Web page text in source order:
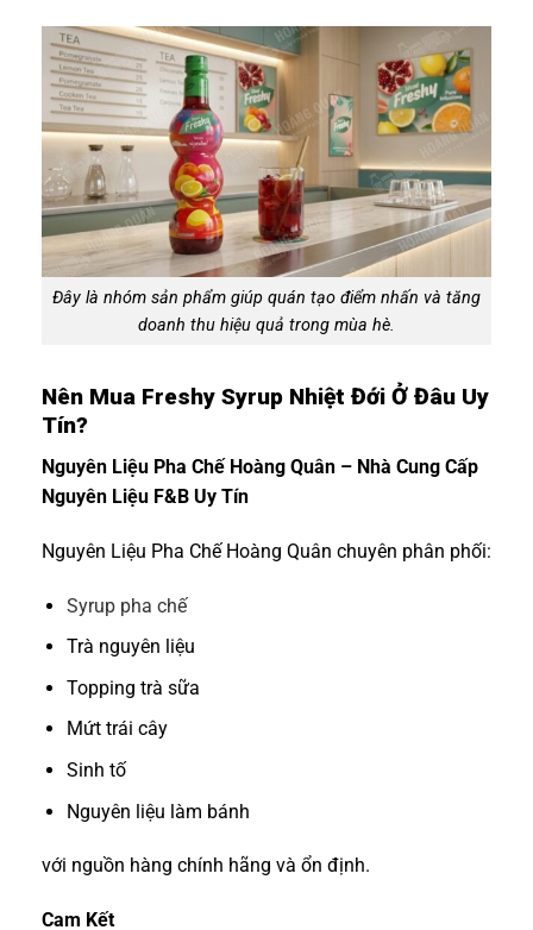
Đây là nhóm sản phẩm giúp quán tạo điểm nhấn và tăng
doanh thu hiệu quả trong mùa hè.
Nên Mua Freshy Syrup Nhiệt Đới Ở Đâu Uy
Tín?
Nguyên Liệu Pha Chế Hoàng Quân – Nhà Cung Cấp
Nguyên Liệu F&B Uy Tín
Nguyên Liệu Pha Chế Hoàng Quân chuyên phân phối:
Syrup pha chế
Trà nguyên liệu
Topping trà sữa
Mứt trái cây
Sinh tố
Nguyên liệu làm bánh
với nguồn hàng chính hãng và ổn định.
Cam Kết